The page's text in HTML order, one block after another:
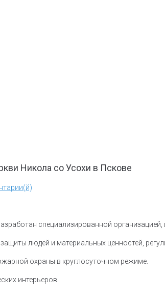
Никола со Усохи в Пскове
специализированной
людей и материальных ценностей,
охраны в круглосуточном режиме.
интерьеров.